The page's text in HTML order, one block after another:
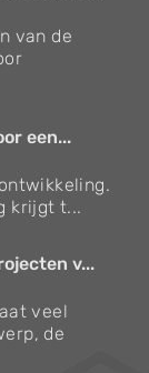
van de
een...
krijgt t...
v...
veel
de